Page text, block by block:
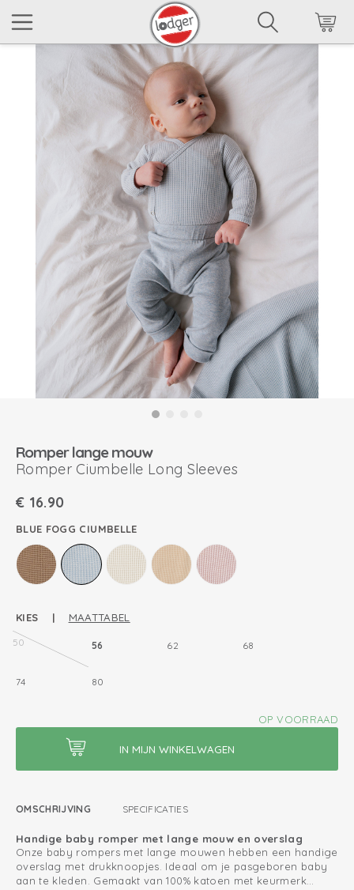
Romper lange mouw
Romper Ciumbelle Long Sleeves
€ 16.90
BLUE FOGG CIUMBELLE
KIES | MAATTABEL
50 56 62 68
74 80
OP VOORRAAD
OMSCHRIJVING SPECIFICATIES
Handige baby romper met lange mouw en overslag
Onze baby rompers met lange mouwen hebben een handige
overslag met drukknoopjes. Ideaal om je pasgeboren baby
aan te kleden. Gemaakt van 100% katoen met keurmerk